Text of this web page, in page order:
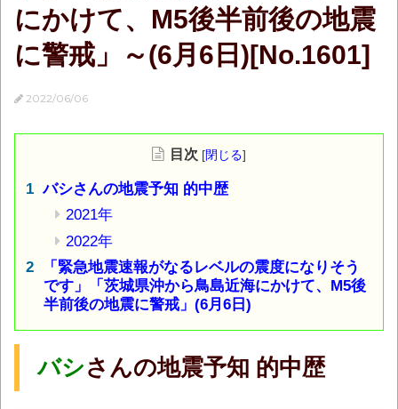
にかけて、M5後半前後の地震
に警戒」～(6月6日)[No.1601]
2022/06/06
目次 [閉じる]
バシさんの地震予知 的中歴
2021年
2022年
「緊急地震速報がなるレベルの震度になりそう
です」「茨城県沖から鳥島近海にかけて、M5後
半前後の地震に警戒」(6月6日)
バシさんの地震予知 的中歴